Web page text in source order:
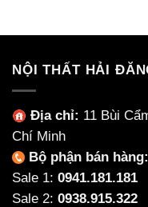
NỘI THẤT HẢI
Địa chỉ: 11 Bùi
Chí Minh
Bộ phận bán hàng:
Sale 1: 0941.181.181
Sale 2: 0938.915.322